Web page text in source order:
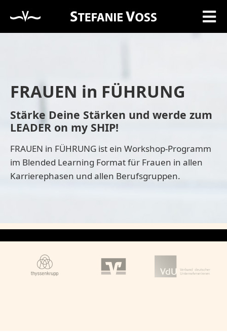
FRAUEN in FÜHRUNG
Stärke Deine Stärken und werde zum
LEADER on my SHIP!
FRAUEN in FÜHRUNG ist ein Workshop-Programm
im Blended Learning Format für Frauen in allen
Karrierephasen und allen Berufsgruppen.